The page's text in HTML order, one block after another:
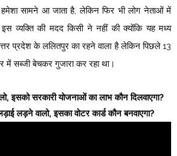
हमेशा सामने आ जाता है, लेकिन फिर भी लोग नेताओं में
व्यक्ति की मदद किसी ने नहीं की क्योंकि यह मध्य
प्रदेश के ललितपुर का रहने वाला है लेकिन पिछले 13
सब्जी बेचकर गुजारा कर रहा था।
इसको सरकारी योजनाओं का लाभ कौन दिलवाएगा?
लड़ने वालो, इसका वोटर कार्ड कौन बनवाएगा?